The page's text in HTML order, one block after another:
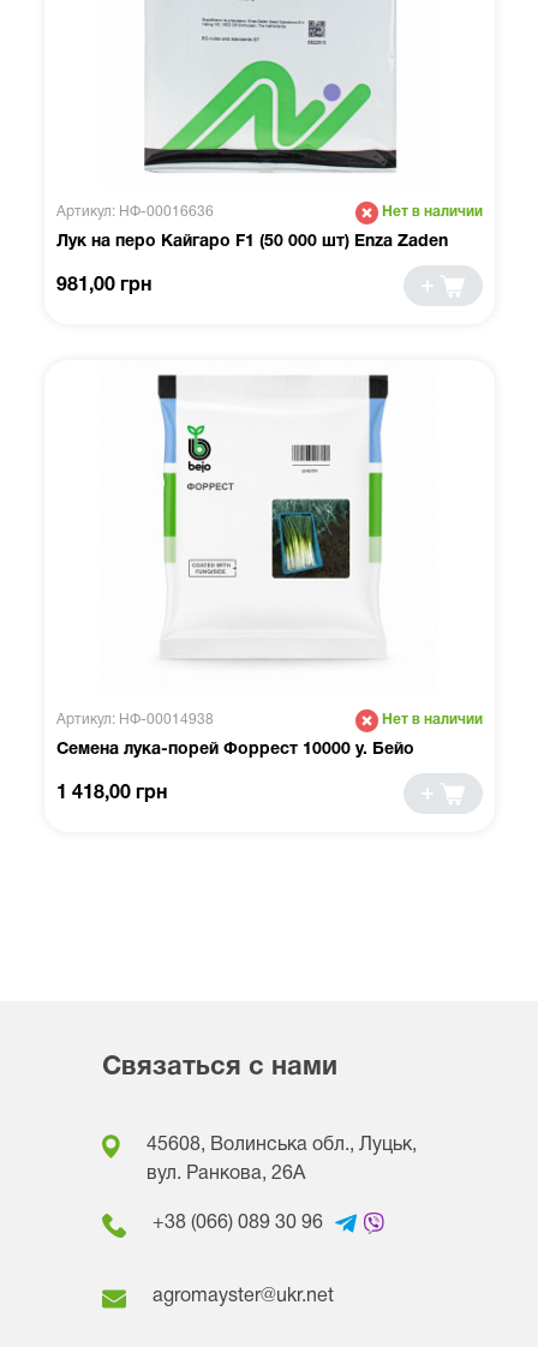
Артикул: НФ-00016636 Нет в наличии
Лук на перо Кайгаро F1 (50 000 шт) Enza Zaden
981,00 грн
Артикул: НФ-00014938 Нет в наличии
Семена лука-порей Форрест 10000 у. Бейо
1 418,00 грн
Связаться с нами
45608, Волинська обл., Луцьк,
вул. Ранкова, 26A
+38 (066) 089 30 96
agromayster@ukr.net